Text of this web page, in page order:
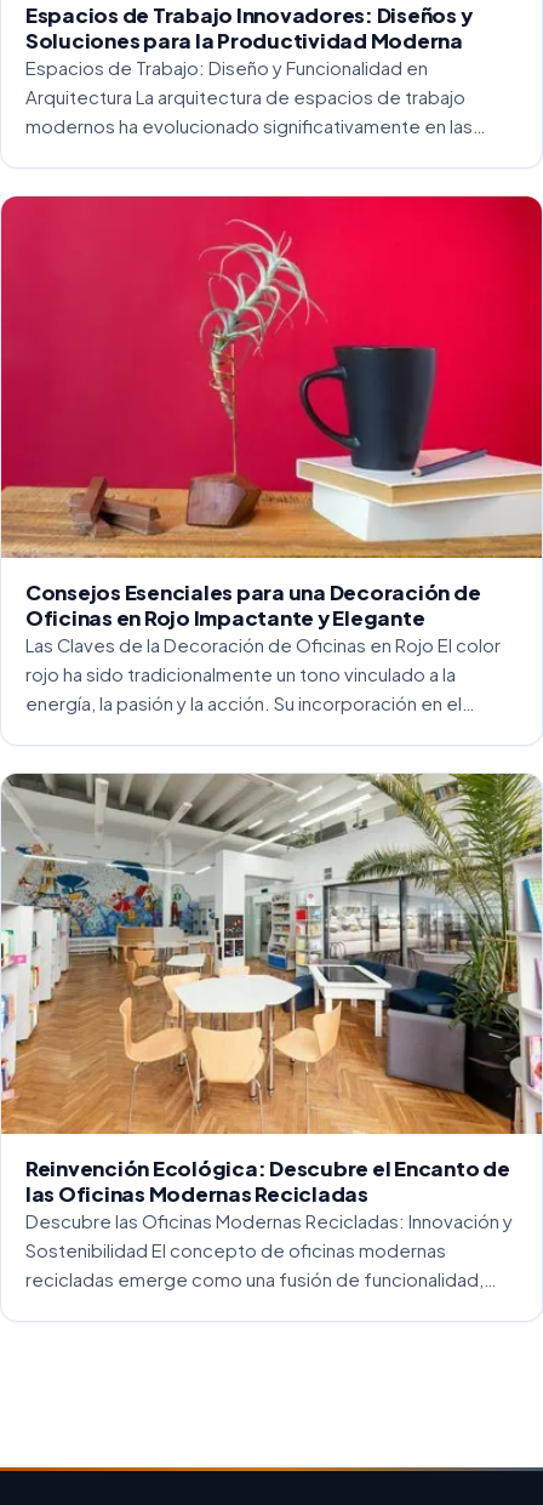
Espacios de Trabajo Innovadores: Diseños y
Soluciones para la Productividad Moderna
Espacios de Trabajo: Diseño y Funcionalidad en
Arquitectura La arquitectura de espacios de trabajo
modernos ha evolucionado significativamente en las
Consejos Esenciales para una Decoración de
Oficinas en Rojo Impactante y Elegante
Las Claves de la Decoración de Oficinas en Rojo El color
rojo ha sido tradicionalmente un tono vinculado a la
energía, la pasión y la acción. Su incorporación en el
Reinvención Ecológica: Descubre el Encanto de
las Oficinas Modernas Recicladas
Descubre las Oficinas Modernas Recicladas: Innovación y
Sostenibilidad El concepto de oficinas modernas
recicladas emerge como una fusión de funcionalidad,